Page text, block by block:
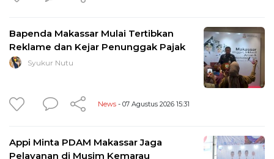
Bapenda Makassar Mulai Tertibkan
Reklame dan Kejar Penunggak Pajak
Syukur Nutu
News - 07 Agustus 2026 15:31
Appi Minta PDAM Makassar Jaga
Pelayanan di Musim Kemarau